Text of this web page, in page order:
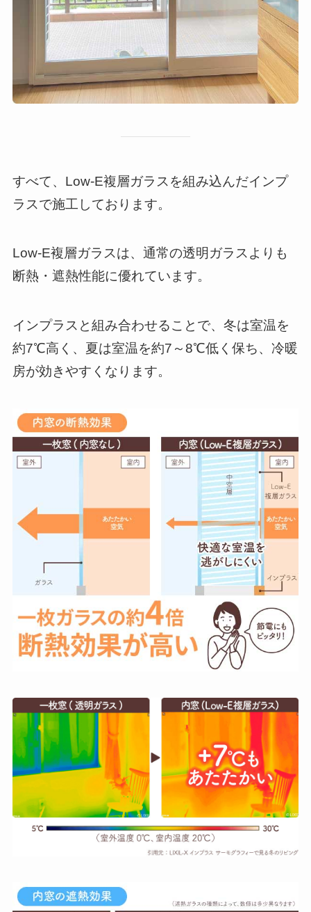
すべて、Low-E複層ガラスを組み込んだインプ
ラスで施工しております。
Low-E複層ガラスは、通常の透明ガラスよりも
断熱・遮熱性能に優れています。
インプラスと組み合わせることで、冬は室温を
約7℃高く、夏は室温を約7～8℃低く保ち、冷暖
房が効きやすくなります。